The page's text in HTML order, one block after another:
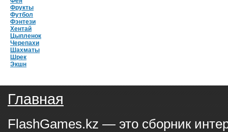
Фрукты
Футбол
Фэнтези
Хентай
Цыпленок
Черепахи
Шахматы
Шрек
Экшн
Главная
FlashGames.kz — это сборник